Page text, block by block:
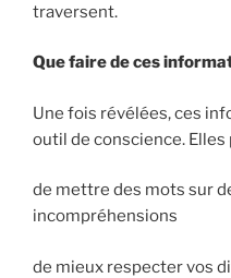
traversent.
Que faire de ces
Une fois révélées, ces
outil de conscience.
de mettre des mots sur
incompréhensions
de mieux respecter vos